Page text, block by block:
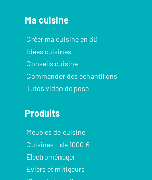
Ma cuisine
Créer ma cuisine en 3D
Idées cuisines
Conseils cuisine
Commander des échantillons
Tutos vidéo de pose
Produits
Meubles de cuisine
Cuisines - de 1000 €
Electroménager
Eviers et mitigeurs